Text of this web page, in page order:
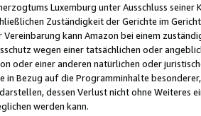
Luxemburg unter Ausschluss
Zuständigkeit der Gerichte im
Vereinbarung kann Amazon bei einem
wegen einer tatsächlichen oder
oder einer anderen natürlichen oder
in Bezug auf die Programminhalte
dessen Verlust nicht ohne Weiteres
werden kann.